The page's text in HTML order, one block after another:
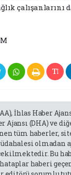
çalışanlarını
İhlas Haber
Ajansı (DHA) ve
tüm haberler,
olmadan
Bu
haberi